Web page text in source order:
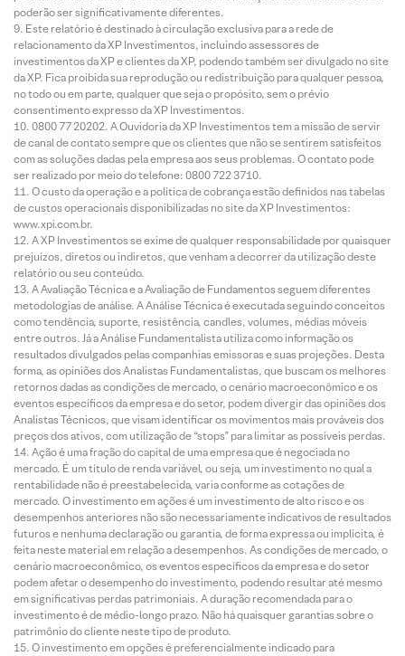
poderão ser significativamente diferentes.
Este relatório é destinado à circulação exclusiva para a rede de
relacionamento da XP Investimentos, incluindo assessores de
investimentos da XP e clientes da XP, podendo também ser divulgado no site
da XP. Fica proibida sua reprodução ou redistribuição para qualquer pessoa,
no todo ou em parte, qualquer que seja o propósito, sem o prévio
consentimento expresso da XP Investimentos.
0800 77 20202. A Ouvidoria da XP Investimentos tem a missão de servir
de canal de contato sempre que os clientes que não se sentirem satisfeitos
com as soluções dadas pela empresa aos seus problemas. O contato pode
ser realizado por meio do telefone: 0800 722 3710.
O custo da operação e a política de cobrança estão definidos nas tabelas
de custos operacionais disponibilizadas no site da XP Investimentos:
www.xpi.com.br.
A XP Investimentos se exime de qualquer responsabilidade por quaisquer
prejuízos, diretos ou indiretos, que venham a decorrer da utilização deste
relatório ou seu conteúdo.
A Avaliação Técnica e a Avaliação de Fundamentos seguem diferentes
metodologias de análise. A Análise Técnica é executada seguindo conceitos
como tendência, suporte, resistência, candles, volumes, médias móveis
entre outros. Já a Análise Fundamentalista utiliza como informação os
resultados divulgados pelas companhias emissoras e suas projeções. Desta
forma, as opiniões dos Analistas Fundamentalistas, que buscam os melhores
retornos dadas as condições de mercado, o cenário macroeconômico e os
eventos específicos da empresa e do setor, podem divergir das opiniões dos
Analistas Técnicos, que visam identificar os movimentos mais prováveis dos
preços dos ativos, com utilização de “stops” para limitar as possíveis perdas.
Ação é uma fração do capital de uma empresa que é negociada no
mercado. É um título de renda variável, ou seja, um investimento no qual a
rentabilidade não é preestabelecida, varia conforme as cotações de
mercado. O investimento em ações é um investimento de alto risco e os
desempenhos anteriores não são necessariamente indicativos de resultados
futuros e nenhuma declaração ou garantia, de forma expressa ou implícita, é
feita neste material em relação a desempenhos. As condições de mercado, o
cenário macroeconômico, os eventos específicos da empresa e do setor
podem afetar o desempenho do investimento, podendo resultar até mesmo
em significativas perdas patrimoniais. A duração recomendada para o
investimento é de médio-longo prazo. Não há quaisquer garantias sobre o
patrimônio do cliente neste tipo de produto.
O investimento em opções é preferencialmente indicado para